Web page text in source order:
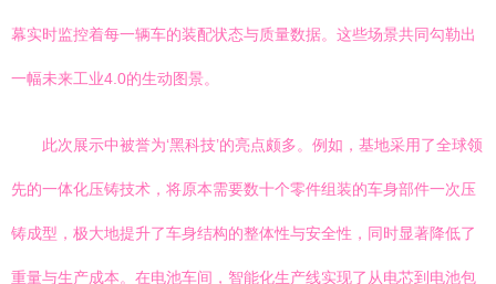
幕实时监控着每一辆车的装配状态与质量数据。这些场景共同勾勒出
一幅未来工业4.0的生动图景。
此次展示中被誉为‘黑科技’的亮点颇多。例如，基地采用了全球领
先的一体化压铸技术，将原本需要数十个零件组装的车身部件一次压
铸成型，极大地提升了车身结构的整体性与安全性，同时显著降低了
重量与生产成本。在电池车间，智能化生产线实现了从电芯到电池包